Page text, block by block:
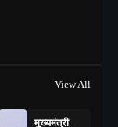
View All
मुख्यमंत्री